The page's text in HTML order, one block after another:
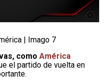
| Imago 7
como América
el partido de vuelta en